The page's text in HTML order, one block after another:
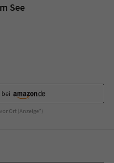
See
Ort (Anzeige*)